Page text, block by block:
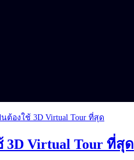
3D Virtual Tour ที่สุด